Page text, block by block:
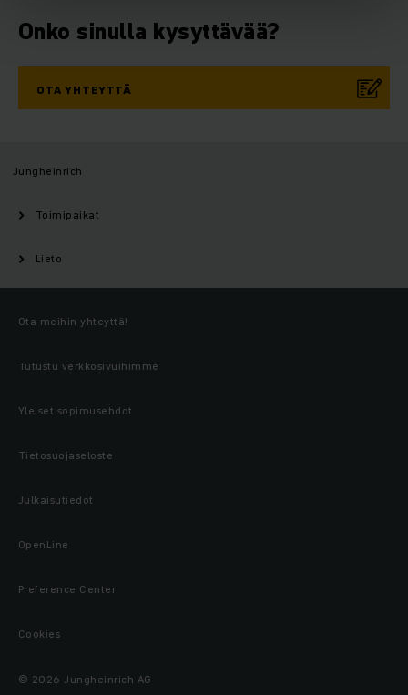
Onko sinulla kysyttävää?
OTA YHTEYTTÄ
Jungheinrich
Toimipaikat
Lieto
Ota meihin yhteyttä!
Tutustu verkkosivuihimme
Yleiset sopimusehdot
Tietosuojaseloste
Julkaisutiedot
OpenLine
Preference Center
Cookies
© 2026 Jungheinrich AG